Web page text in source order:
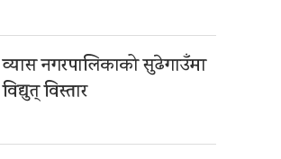
व्यास नगरपालिकाको सुढेगाउँमा
विद्युत् विस्तार